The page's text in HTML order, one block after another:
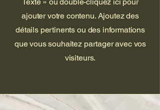
ajouter votre contenu. Ajoutez des
détails pertinents ou des informations
que vous souhaitez partager avec vos
visiteurs.